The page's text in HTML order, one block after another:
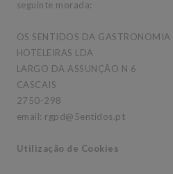
seguinte morada:
OS SENTIDOS DA
HOTELEIRAS LDA
LARGO DA ASSUNÇÃO N 6
CASCAIS
2750-298
email: rgpd@5entidos.pt
Utilização de Cookies